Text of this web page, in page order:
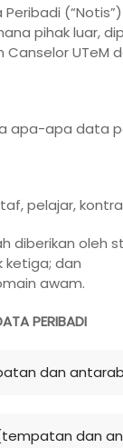
Peribadi
pihak luar,
Canselor
apa-apa data
pelajar,
diberikan oleh
ketiga; dan
awam.
PERIBADI
dan
dan